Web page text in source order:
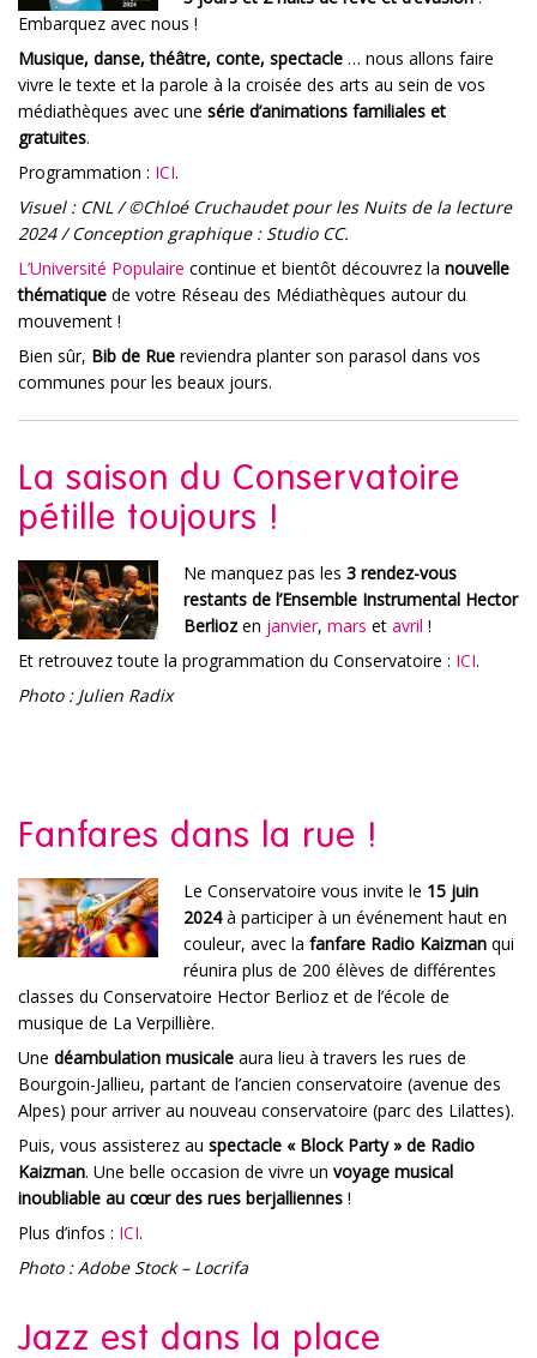
Embarquez avec nous !
Musique, danse, théâtre, conte, spectacle … nous allons faire
vivre le texte et la parole à la croisée des arts au sein de vos
médiathèques avec une série d’animations familiales et
gratuites.
Programmation : ICI.
Visuel : CNL / ©Chloé Cruchaudet pour les Nuits de la lecture
2024 / Conception graphique : Studio CC.
L’Université Populaire continue et bientôt découvrez la nouvelle
thématique de votre Réseau des Médiathèques autour du
mouvement !
Bien sûr, Bib de Rue reviendra planter son parasol dans vos
communes pour les beaux jours.
La saison du Conservatoire
pétille toujours !
Ne manquez pas les3 rendez-vous
restants de l’Ensemble Instrumental Hector
Berliozen janvier,mars etavril !
Et retrouvez toute la programmation du Conservatoire : ICI.
Photo : Julien Radix
Fanfares dans la rue !
Le Conservatoire vous invite le 15 juin
2024à participer à un événement haut en
couleur, avec lafanfare Radio Kaizmanqui
réunira plus de 200 élèves de différentes
classes du Conservatoire Hector Berlioz et de l’école de
musique de La Verpillière.
Une déambulation musicale aura lieu à travers les rues de
Bourgoin-Jallieu, partant de l’ancien conservatoire (avenue des
Alpes) pour arriver au nouveau conservatoire (parc des Lilattes).
Puis, vous assisterez au spectacle « Block Party » de Radio
Kaizman. Une belle occasion de vivre un voyage musical
inoubliable au cœur des rues berjalliennes !
Plus d’infos : ICI.
Photo : Adobe Stock – Locrifa
Jazz est dans la place